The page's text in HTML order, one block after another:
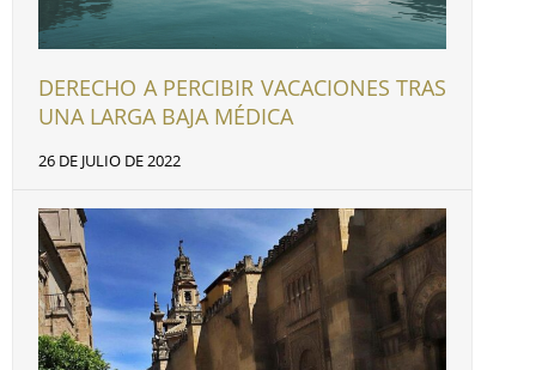
DERECHO A PERCIBIR VACACIONES TRAS
UNA LARGA BAJA MÉDICA
26 DE JULIO DE 2022